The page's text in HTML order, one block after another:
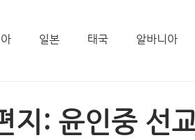
일본 태국 알바니아
지: 윤인중 선